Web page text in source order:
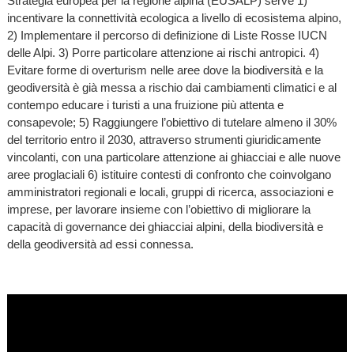
incentivare la connettività ecologica a livello di ecosistema alpino,
2) Implementare il percorso di definizione di Liste Rosse IUCN
delle Alpi. 3) Porre particolare attenzione ai rischi antropici. 4)
Evitare forme di overturism nelle aree dove la biodiversità e la
geodiversità è già messa a rischio dai cambiamenti climatici e al
contempo educare i turisti a una fruizione più attenta e
consapevole; 5) Raggiungere l’obiettivo di tutelare almeno il 30%
del territorio entro il 2030, attraverso strumenti giuridicamente
vincolanti, con una particolare attenzione ai ghiacciai e alle nuove
aree proglaciali 6) istituire contesti di confronto che coinvolgano
amministratori regionali e locali, gruppi di ricerca, associazioni e
imprese, per lavorare insieme con l’obiettivo di migliorare la
capacità di governance dei ghiacciai alpini, della biodiversità e
della geodiversità ad essi connessa.